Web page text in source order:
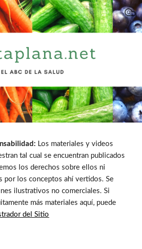
Skip to navigation
Los materiales y videos
tal cual se encuentran publicados
los derechos sobre ellos ni
por los conceptos ahí vertidos. Se
ilustrativos no comerciales. Si
más materiales aquí, puede
del Sitio